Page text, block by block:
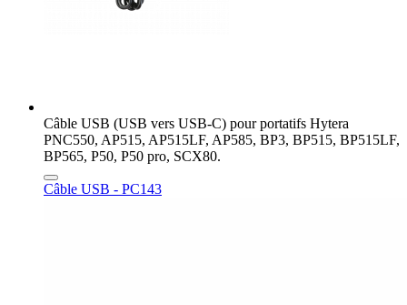
Câble USB (USB vers USB-C) pour portatifs Hytera
PNC550, AP515, AP515LF, AP585, BP3, BP515, BP515LF,
BP565, P50, P50 pro, SCX80.
Câble USB - PC143